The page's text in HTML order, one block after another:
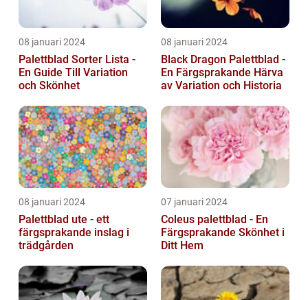
08 januari 2024
Palettblad Sorter Lista -
En Guide Till Variation
och Skönhet
08 januari 2024
Black Dragon Palettblad -
En Färgsprakande Härva
av Variation och Historia
08 januari 2024
Palettblad ute - ett
färgsprakande inslag i
trädgården
07 januari 2024
Coleus palettblad - En
Färgsprakande Skönhet i
Ditt Hem